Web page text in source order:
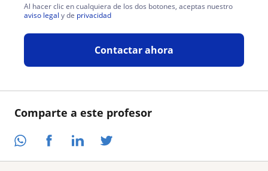
Comparte a este profesor
Al hacer clic en cualquiera de los dos botones, aceptas nuestro
aviso legal y de privacidad
Contactar ahora